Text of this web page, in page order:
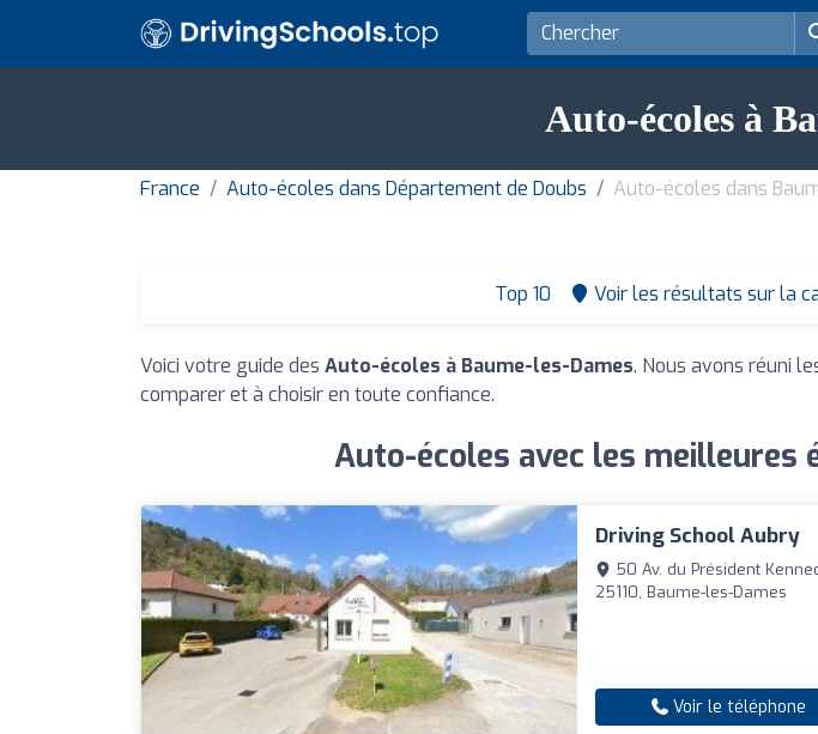
Auto-écoles à
France Auto-écoles dans Département de Doubs Auto-écoles dans
Top 10 Voir les résultats sur la
Voici votre guide des Auto-écoles à Baume-les-Dames. Nous avons réuni
comparer et à choisir en toute confiance.
Auto-écoles avec les meilleures
Driving School Aubry
50 Av. du Président
25110, Baume-les-Dames
Voir le téléphone